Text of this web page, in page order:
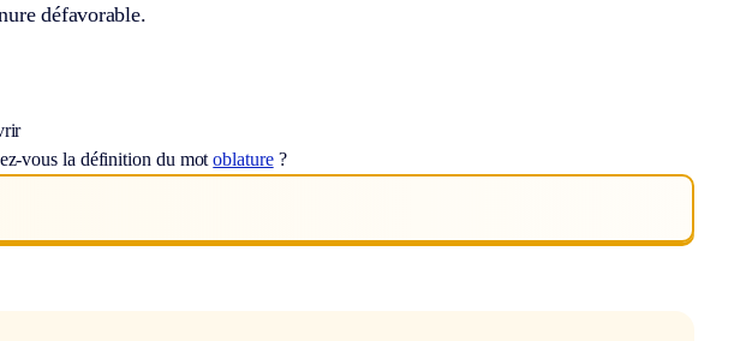
défavorable.
vous la définition du motoblature?